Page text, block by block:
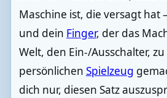
Maschine ist, die versagt hat
und dein Finger, der das
Welt, den Ein-/Ausschalter,
persönlichen Spielzeug
dich nur, diesen Satz